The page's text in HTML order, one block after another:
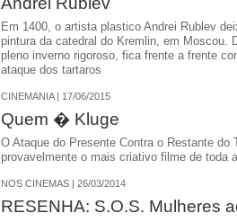
Em 1400, o artista plastico Andrei Rublev
pintura da catedral do Kremlin, em Moscou.
pleno inverno rigoroso, fica frente a frente
ataque dos tartaros
CINEMANIA | 17/06/2015
Quem � Kluge
O Ataque do Presente Contra o Restante
provavelmente o mais criativo filme de toda
NOS CINEMAS | 26/03/2014
RESENHA: S.O.S. Mulheres